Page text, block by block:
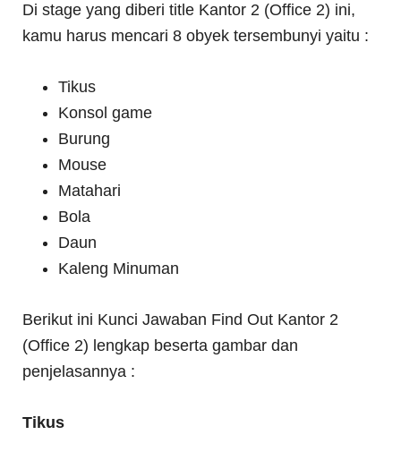
Di stage yang diberi title Kantor 2 (Office 2) ini,
kamu harus mencari 8 obyek tersembunyi yaitu :
Tikus
Konsol game
Burung
Mouse
Matahari
Bola
Daun
Kaleng Minuman
Berikut ini Kunci Jawaban Find Out Kantor 2
(Office 2) lengkap beserta gambar dan
penjelasannya :
Tikus